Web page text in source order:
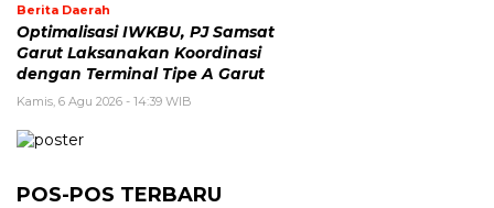
Berita Daerah
Optimalisasi IWKBU, PJ Samsat
Garut Laksanakan Koordinasi
dengan Terminal Tipe A Garut
Kamis, 6 Agu 2026 - 14:39 WIB
POS-POS TERBARU